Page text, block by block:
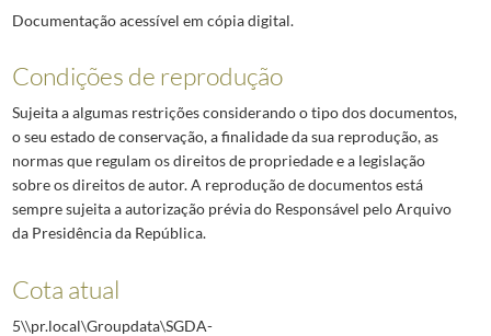
Documentação acessível em cópia digital.
Condições de reprodução
Sujeita a algumas restrições considerando o tipo dos documentos,
o seu estado de conservação, a finalidade da sua reprodução, as
normas que regulam os direitos de propriedade e a legislação
sobre os direitos de autor. A reprodução de documentos está
sempre sujeita a autorização prévia do Responsável pelo Arquivo
da Presidência da República.
Cota atual
5\\pr.local\Groupdata\SGDA-